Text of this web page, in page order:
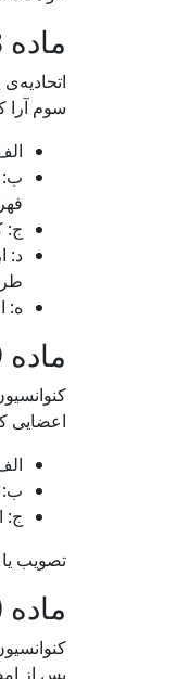
ماده 8
سوم آرا
ج: کسب
د:
ه:
ماده 9
اعضایی
ب:
ج:
تصویب
ماده 10
پس از